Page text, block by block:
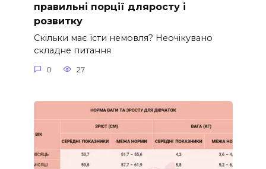
правильні порції дляросту і
розвитку
Скільки має їсти немовля? Неочікувано
складне питання
0 27